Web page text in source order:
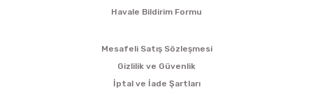
Havale Bildirim Formu
Mesafeli Satış Sözleşmesi
Gizlilik ve Güvenlik
İptal ve İade Şartları